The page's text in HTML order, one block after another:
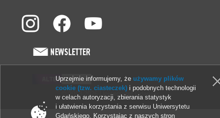
© 2013-2026 Uniwersytet Gdański
Uprzejmie informujemy, że używamy plików
cookie (tzw. ciasteczek) i podobnych technologii
w celach autoryzacji, zbierania statystyk
i ułatwienia korzystania z serwisu Uniwersytetu
Gdańskiego. Korzystając z naszych stron